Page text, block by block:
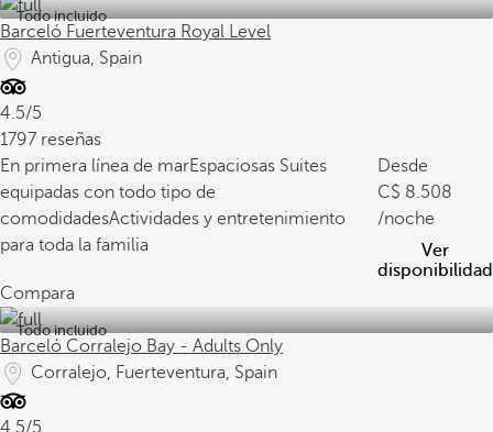
Todo incluido
Barceló Fuerteventura Royal Level
Antigua, Spain
4.5/5
1797 reseñas
En primera línea de marEspaciosas Suites
equipadas con todo tipo de
comodidadesActividades y entretenimiento
para toda la familia
Desde
8.508
/noche
Ver
disponibilidad
Compara
Todo incluido
Barceló Corralejo Bay - Adults Only
Corralejo, Fuerteventura, Spain
4.5/5